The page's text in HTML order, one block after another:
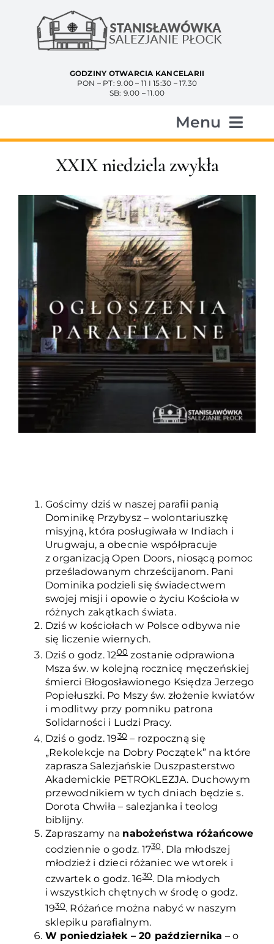
zawartości
GODZINY OTWARCIA KANCELARII
PON – PT: 9.00 – 11 I 15:30 – 17.30
SB: 9.00 – 11.00
Menu
Aktualności
Historia
Duszpasterze
Grupy parafialne
Wspólnoty
Oddanie 33
XXIX niedziela zwykła
Gościmy dziś w naszej parafii panią
Dominikę Przybysz – wolontariuszkę
misyjną, która posługiwała w Indiach i
Urugwaju, a obecnie współpracuje
z organizacją Open Doors, niosącą pomoc
prześladowanym chrześcijanom. Pani
Dominika podzieli się świadectwem
swojej misji i opowie o życiu Kościoła w
różnych zakątkach świata.
Dziś w kościołach w Polsce odbywa nie
się liczenie wiernych.
Dziś o godz. 1200 zostanie odprawiona
Msza św. w kolejną rocznicę męczeńskiej
śmierci Błogosławionego Księdza Jerzego
Popiełuszki. Po Mszy św. złożenie kwiatów
i modlitwy przy pomniku patrona
Solidarności i Ludzi Pracy.
Dziś o godz. 1930 – rozpoczną się
„Rekolekcje na Dobry Początek” na które
zaprasza Salezjańskie Duszpasterstwo
Akademickie PETROKLEZJA. Duchowym
przewodnikiem w tych dniach będzie s.
Dorota Chwiła – salezjanka i teolog
biblijny.
Zapraszamy na nabożeństwa różańcowe
codziennie o godz. 1730. Dla młodszej
młodzież i dzieci różaniec we wtorek i
czwartek o godz. 1630. Dla młodych
i wszystkich chętnych w środę o godz.
1930. Różańce można nabyć w naszym
sklepiku parafialnym.
W poniedziałek – 20 października – o